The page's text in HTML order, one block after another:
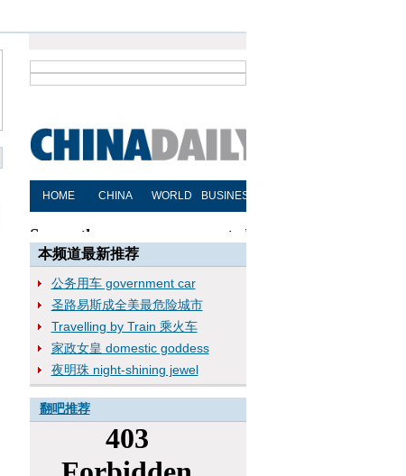
本频道最新推荐
公务用车 government car
圣路易斯成全美最危险城市
Travelling by Train 乘火车
家政女皇 domestic goddess
夜明珠 night-shining jewel
翻吧推荐